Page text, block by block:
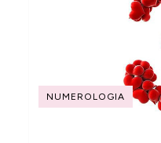
NUMEROLOGIA